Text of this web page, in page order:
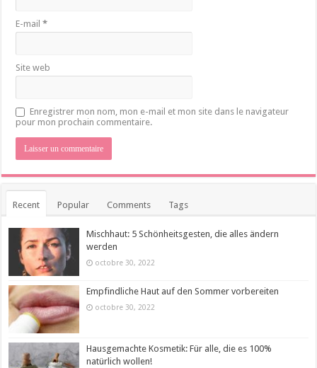
E-mail*
Site web
Enregistrer mon nom, mon e-mail et mon site dans le navigateur
pour mon prochain commentaire.
Recent Popular Comments Tags
Mischhaut: 5 Schönheitsgesten, die alles ändern
werden
octobre 30, 2022
Empfindliche Haut auf den Sommer vorbereiten
octobre 30, 2022
Hausgemachte Kosmetik: Für alle, die es 100%
natürlich wollen!